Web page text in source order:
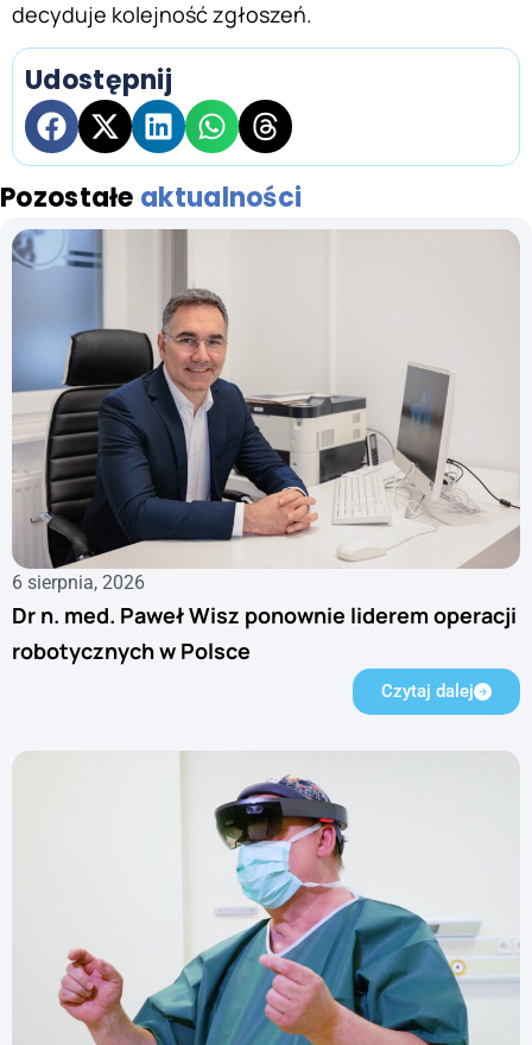
decyduje kolejność zgłoszeń.
Udostępnij
Pozostałe aktualności
6 sierpnia, 2026
Dr n. med. Paweł Wisz ponownie liderem operacji
robotycznych w Polsce
Czytaj dalej